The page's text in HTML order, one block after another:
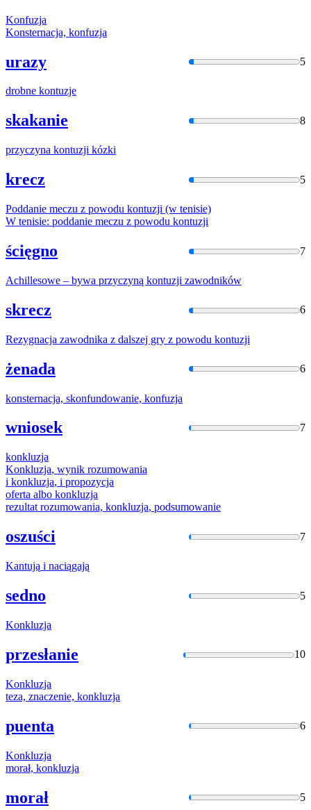
Konfuzja
Konsternacja, konfuzja
urazy 5
drobne kontuzje
skakanie 8
przyczyna kontuzji kózki
krecz 5
Poddanie meczu z powodu kontuzji (w tenisie)
W tenisie: poddanie meczu z powodu kontuzji
ścięgno 7
Achillesowe – bywa przyczyną kontuzji zawodników
skrecz 6
Rezygnacja zawodnika z dalszej gry z powodu kontuzji
żenada 6
konsternacja, skonfundowanie, konfuzja
wniosek 7
konkluzja
Konkluzja, wynik rozumowania
i konkluzja, i propozycja
oferta albo konkluzja
rezultat rozumowania, konkluzja, podsumowanie
oszuści 7
Kantują i naciągają
sedno 5
Konkluzja
przesłanie 10
Konkluzja
teza, znaczenie, konkluzja
puenta 6
Konkluzja
morał, konkluzja
morał 5